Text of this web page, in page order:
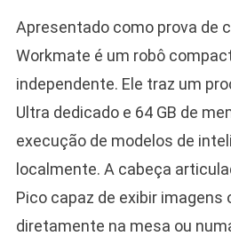
Apresentado como prova de
Workmate é um robô
independente. Ele traz um
Ultra dedicado e 64 GB de
execução de modelos de
localmente. A cabeça
Pico capaz de exibir imagens
diretamente na mesa ou